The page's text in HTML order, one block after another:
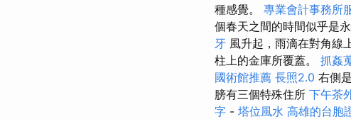
種感覺。 專業會計事務所
個春天之間的時間似乎是
牙 風升起，雨滴在對角線
柱上的金庫所覆蓋。 抓姦
國術館推薦 長照2.0 右側
膀有三個特殊住所 下午茶
字 - 塔位風水 高雄的台胞